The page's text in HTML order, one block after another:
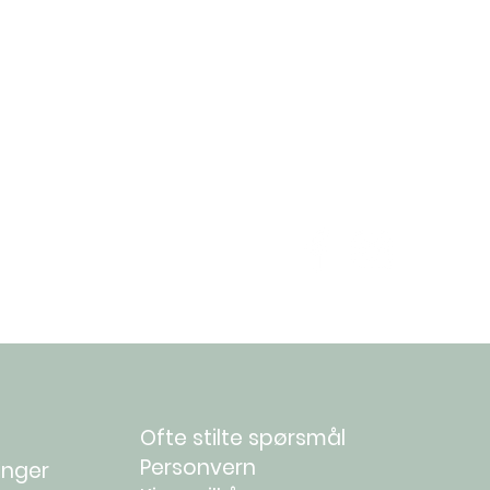
Ofte stilte spørsmål
Personvern